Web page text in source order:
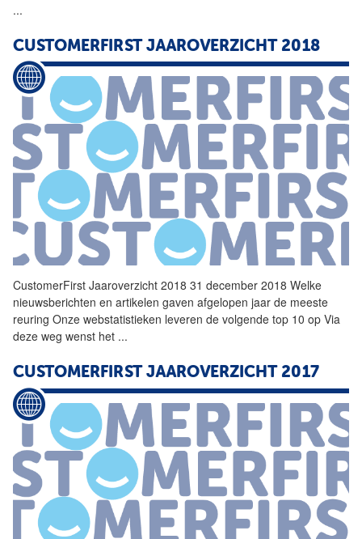
...
CUSTOMERFIRSTJAAROVERZICHT 2018
CustomerFirst Jaaroverzicht 2018 31 december 2018 Welke
nieuwsberichten en artikelen gaven afgelopen jaar de meeste
reuring Onze webstatistieken leveren de volgende top 10 op Via
deze weg wenst het ...
CUSTOMERFIRST JAAROVERZICHT 2017